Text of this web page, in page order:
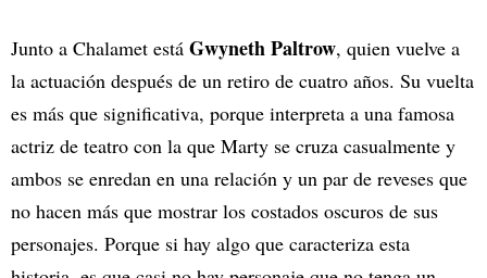
Junto a Chalamet está Gwyneth Paltrow, quien vuelve a
la actuación después de un retiro de cuatro años. Su vuelta
es más que significativa, porque interpreta a una famosa
actriz de teatro con la que Marty se cruza casualmente y
ambos se enredan en una relación y un par de reveses que
no hacen más que mostrar los costados oscuros de sus
personajes. Porque si hay algo que caracteriza esta